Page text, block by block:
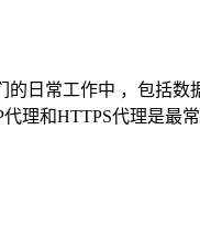
日常工作中 ，包括
理和HTTPS代理是